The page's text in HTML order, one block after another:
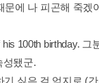
문에 나 피곤해 죽겠
100th birthday.
성됐군.
기 싫은 걸 억지로 (